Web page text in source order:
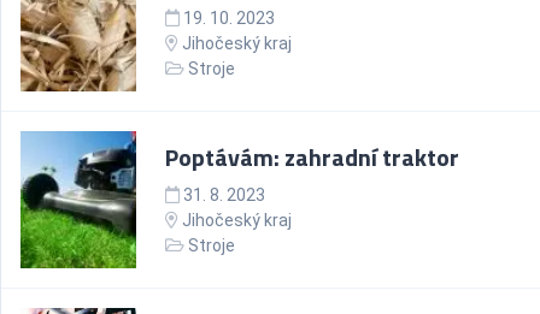
19. 10. 2023
Jihočeský kraj
Stroje
Poptávám: zahradní traktor
31. 8. 2023
Jihočeský kraj
Stroje